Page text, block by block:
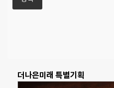
더나은미래 특별기획